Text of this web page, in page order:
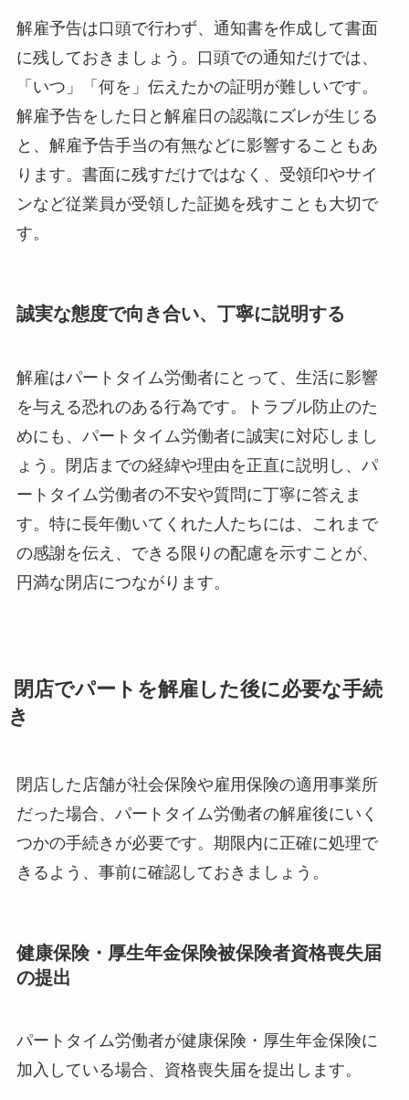
解雇予告は口頭で行わず、通知書を作成して書面
に残しておきましょう。口頭での通知だけでは、
「いつ」「何を」伝えたかの証明が難しいです。
解雇予告をした日と解雇日の認識にズレが生じる
と、解雇予告手当の有無などに影響することもあ
ります。書面に残すだけではなく、受領印やサイ
ンなど従業員が受領した証拠を残すことも大切で
す。
誠実な態度で向き合い、丁寧に説明する
解雇はパートタイム労働者にとって、生活に影響
を与える恐れのある行為です。トラブル防止のた
めにも、パートタイム労働者に誠実に対応しまし
ょう。閉店までの経緯や理由を正直に説明し、パ
ートタイム労働者の不安や質問に丁寧に答えま
す。特に長年働いてくれた人たちには、これまで
の感謝を伝え、できる限りの配慮を示すことが、
円満な閉店につながります。
閉店でパートを解雇した後に必要な手続
き
閉店した店舗が社会保険や雇用保険の適用事業所
だった場合、パートタイム労働者の解雇後にいく
つかの手続きが必要です。期限内に正確に処理で
きるよう、事前に確認しておきましょう。
健康保険・厚生年金保険被保険者資格喪失届
の提出
パートタイム労働者が健康保険・厚生年金保険に
加入している場合、資格喪失届を提出します。